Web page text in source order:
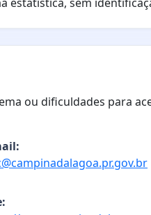
ou dificuldades para